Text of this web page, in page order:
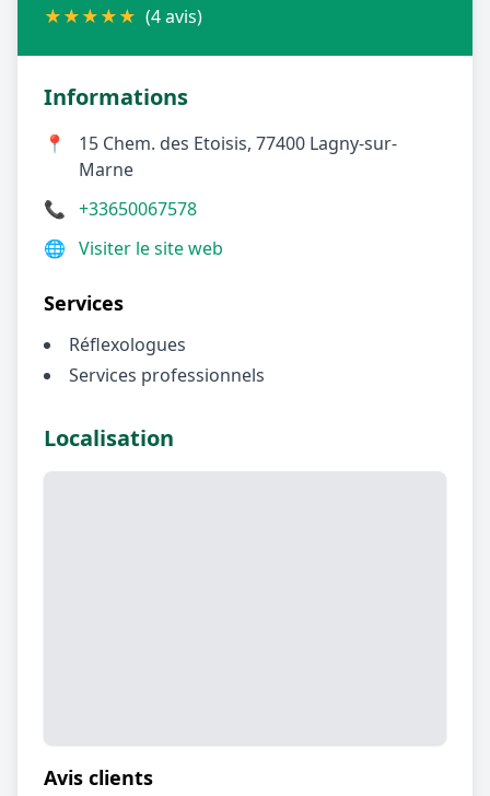
★★★★★ (4 avis)
Informations
📍
15 Chem. des Etoisis, 77400 Lagny-sur-
Marne
📞 +33650067578
🌐 Visiter le site web
Services
Réflexologues
Services professionnels
Localisation
Avis clients